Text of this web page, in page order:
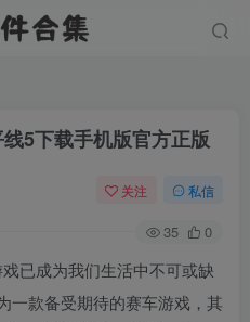
5下载手机版官方正版
关注 私信
35 0
已成为我们生活中不可或缺
一款备受期待的赛车游戏，其